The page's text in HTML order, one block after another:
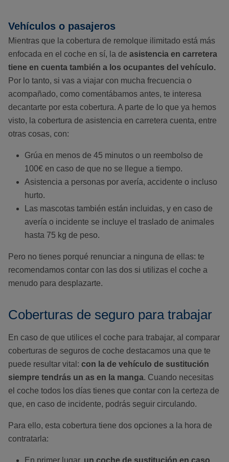
Vehículos o pasajeros
Mientras que la cobertura de remolque ilimitado está más
enfocada en el coche en sí, la de asistencia en carretera
tiene en cuenta también a los ocupantes del vehículo.
Por lo tanto, si vas a viajar con mucha frecuencia o
acompañado, como comentábamos antes, te interesa
decantarte por esta cobertura. A parte de lo que ya hemos
visto, la cobertura de asistencia en carretera cuenta, entre
otras cosas, con:
Grúa en menos de 45 minutos o un reembolso de
100€ en caso de que no se llegue a tiempo.
Asistencia a personas por avería, accidente o incluso
hurto.
Las mascotas también están incluidas, y en caso de
avería o incidente se incluye el traslado de animales
hasta 75 kg de peso.
Pero no tienes porqué renunciar a ninguna de ellas: te
recomendamos contar con las dos si utilizas el coche a
menudo para desplazarte.
Coberturas de seguro para trabajar
En caso de que utilices el coche para trabajar, al comparar
coberturas de seguros de coche destacamos una que te
puede resultar vital: con la de vehículo de sustitución
siempre tendrás un as en la manga. Cuando necesitas
el coche todos los días tienes que contar con la certeza de
que, en caso de incidente, podrás seguir circulando.
Para ello, esta cobertura tiene dos opciones a la hora de
contratarla: